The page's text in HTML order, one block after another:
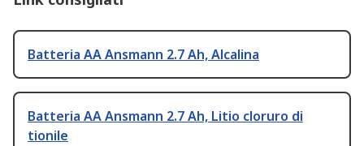
Batteria AA Ansmann 2.7 Ah, Alcalina
Batteria AA Ansmann 2.7 Ah, Litio cloruro di
tionile